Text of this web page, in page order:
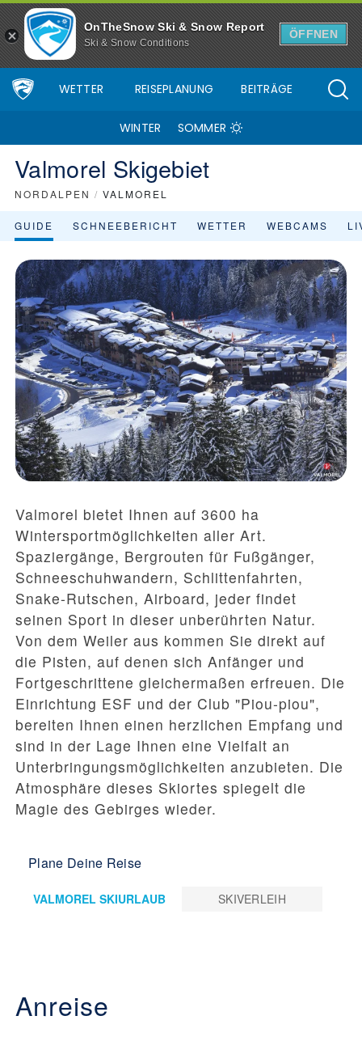
OnTheSnow Ski & Snow Report
Ski & Snow Conditions
ÖFFNEN
WETTER REISEPLANUNG BEITRÄGE
WINTER SOMMER
Valmorel Skigebiet
NORDALPEN / VALMOREL
GUIDE SCHNEEBERICHT WETTER WEBCAMS
Valmorel bietet Ihnen auf 3600 ha
Wintersportmöglichkeiten aller Art.
Spaziergänge, Bergrouten für Fußgänger,
Schneeschuhwandern, Schlittenfahrten,
Snake-Rutschen, Airboard, jeder findet
seinen Sport in dieser unberührten Natur.
Von dem Weiler aus kommen Sie direkt auf
die Pisten, auf denen sich Anfänger und
Fortgeschrittene gleichermaßen erfreuen. Die
Einrichtung ESF und der Club "Piou-piou",
bereiten Ihnen einen herzlichen Empfang und
sind in der Lage Ihnen eine Vielfalt an
Unterbringungsmöglichkeiten anzubieten. Die
Atmosphäre dieses Skiortes spiegelt die
Magie des Gebirges wieder.
Plane Deine Reise
VALMOREL SKIURLAUB SKIVERLEIH
Anreise
Skigebiet Valmorel - Skiinfo.de